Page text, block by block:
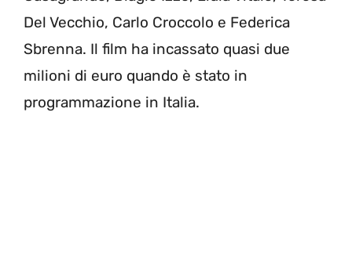
Del Vecchio, Carlo Croccolo e Federica
Sbrenna. Il film ha incassato quasi due
milioni di euro quando è stato in
programmazione in Italia.